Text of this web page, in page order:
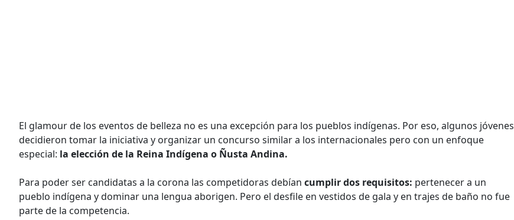
El glamour de los eventos de belleza no es una excepción para los pueblos indígenas. Por eso, algunos jóvenes
decidieron tomar la iniciativa y organizar un concurso similar a los internacionales pero con un enfoque
especial: la elección de la Reina Indígena o Ñusta Andina.
Para poder ser candidatas a la corona las competidoras debían cumplir dos requisitos: pertenecer a un
pueblo indígena y dominar una lengua aborigen. Pero el desfile en vestidos de gala y en trajes de baño no fue
parte de la competencia.